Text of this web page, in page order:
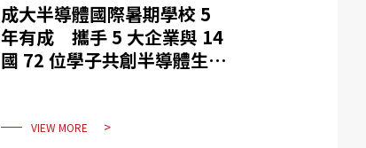
成大半導體國際暑期學校 5
年有成 攜手 5 大企業與 14
國 72 位學子共創半導體生態
VIEW MORE